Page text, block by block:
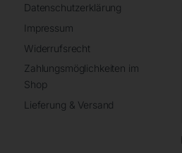
Datenschutzerklärung
Impressum
Widerrufsrecht
Zahlungsmöglichkeiten im
Shop
Lieferung & Versand